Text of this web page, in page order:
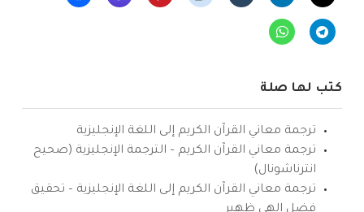
كتب لها صلة
ترجمة معاني القرآن الكريم إلى اللغة الإنجليزية
ترجمة معاني القرآن الكريم – الترجمة الإنجليزية (صحيح
انترناشونال)
ترجمة معاني القرآن الكريم إلى اللغة الإنجليزية – تحقيق